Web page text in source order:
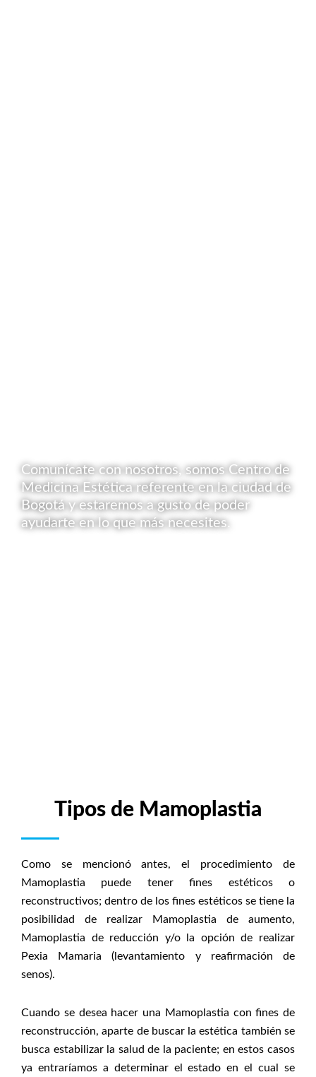
Comunícate con nosotros, somos Centro de
Medicina Estética referente en la ciudad de
Bogotá y estaremos a gusto de poder
ayudarte en lo que más necesites.
Tipos de Mamoplastia
Como se mencionó antes, el procedimiento de
Mamoplastia puede tener fines estéticos o
reconstructivos; dentro de los fines estéticos se tiene la
posibilidad de realizar Mamoplastia de aumento,
Mamoplastia de reducción y/o la opción de realizar
Pexia Mamaria (levantamiento y reafirmación de
senos).
Cuando se desea hacer una Mamoplastia con fines de
reconstrucción, aparte de buscar la estética también se
busca estabilizar la salud de la paciente; en estos casos
ya entraríamos a determinar el estado en el cual se